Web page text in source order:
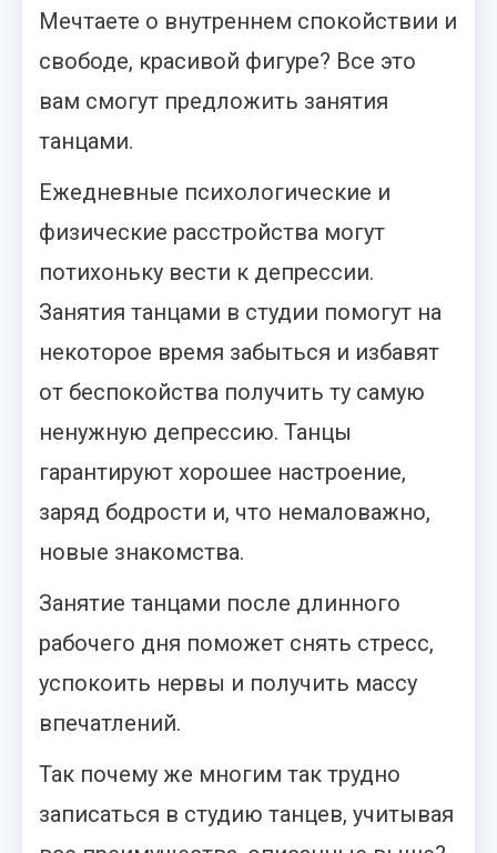
Мечтаете о внутреннем спокойствии и
свободе, красивой фигуре? Все это
вам смогут предложить занятия
танцами.
Ежедневные психологические и
физические расстройства могут
потихоньку вести к депрессии.
Занятия танцами в студии помогут на
некоторое время забыться и избавят
от беспокойства получить ту самую
ненужную депрессию. Танцы
гарантируют хорошее настроение,
заряд бодрости и, что немаловажно,
новые знакомства.
Занятие танцами после длинного
рабочего дня поможет снять стресс,
успокоить нервы и получить массу
впечатлений.
Так почему же многим так трудно
записаться в студию танцев, учитывая